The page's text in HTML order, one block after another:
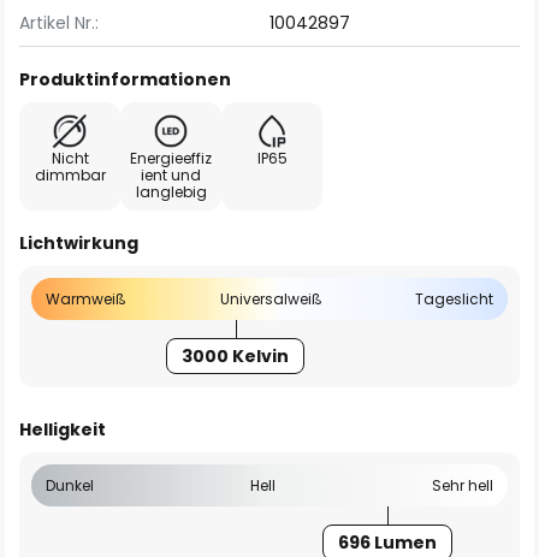
Artikel Nr.: 10042897
Produktinformationen
Nicht
dimmbar
Energieeffiz
ient und
langlebig
IP65
Lichtwirkung
Warmweiß Universalweiß Tageslicht
3000 Kelvin
Helligkeit
Dunkel Hell Sehr hell
696 Lumen